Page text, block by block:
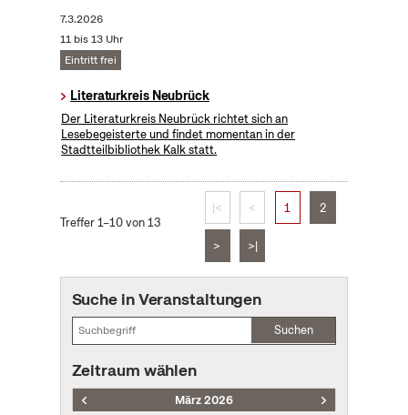
7.3.2026
11 bis 13 Uhr
Eintritt frei
Literaturkreis Neubrück
Der Literaturkreis Neubrück richtet sich an
Lesebegeisterte und findet momentan in der
Stadtteilbibliothek Kalk statt.
Treffer 1–10 von 13
|< < 1 2
> >|
Suche in Veranstaltungen
Suchen
Zeitraum wählen
März 2026